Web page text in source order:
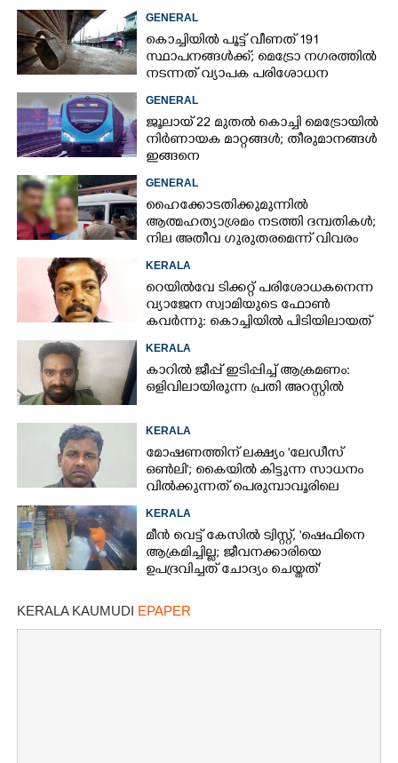
GENERAL
കൊച്ചിയില്‍ പൂട്ട് വീണത് 191
സ്ഥാപനങ്ങള്‍ക്ക്; മെട്രോ നഗരത്തില്‍
നടന്നത് വ്യാപക പരിശോധന
GENERAL
ജൂലായ് 22 മുതല്‍ കൊച്ചി മെട്രോയില്‍
നിര്‍ണായക മാറ്റങ്ങള്‍; തീരുമാനങ്ങള്‍
ഇങ്ങനെ
GENERAL
ഹൈക്കോടതിക്കുമുന്നിൽ
ആത്മഹത്യാശ്രമം നടത്തി ദമ്പതികൾ;
നില അതീവ ഗുരുതരമെന്ന് വിവരം
KERALA
റെയിൽവേ ടിക്കറ്റ് പരിശോധകനെന്ന
വ്യാജേന സ്വാമിയുടെ ഫോൺ
കവർന്നു: കൊച്ചിയിൽ പിടിയിലായത്
18 കേസുകളിൽ പ്രതിയായ
തട്ടിപ്പുവീരൻ
KERALA
കാറിൽ ജീപ്പ് ഇടിപ്പിച്ച് ആക്രമണം:
ഒളിവിലായിരുന്ന പ്രതി അറസ്റ്റിൽ
KERALA
മോഷണത്തിന് ലക്ഷ്യം 'ലേഡീസ്
ഒണ്‍ലി'; കൈയില്‍ കിട്ടുന്ന സാധനം
വില്‍ക്കുന്നത് പെരുമ്പാവൂരിലെ
'ഏജന്റ് ഭായിക്ക്'
KERALA
മീന്‍ വെട്ട് കേസില്‍ ട്വിസ്റ്റ്, 'ഷെഫിനെ
ആക്രമിച്ചില്ല; ജീവനക്കാരിയെ
ഉപദ്രവിച്ചത് ചോദ്യം ചെയ്തത്'
KERALA KAUMUDI EPAPER